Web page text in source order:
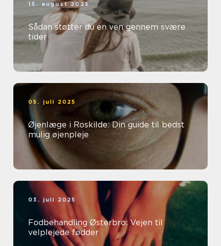
15. august 2025
Sådan støtter du en ven gennem svære
tider
05. juli 2025
Øjenlæge i Roskilde: Din guide til bedst
mulig øjenpleje
03. juli 2025
Fodbehandling Østerbro: Vejen til
velplejede fødder